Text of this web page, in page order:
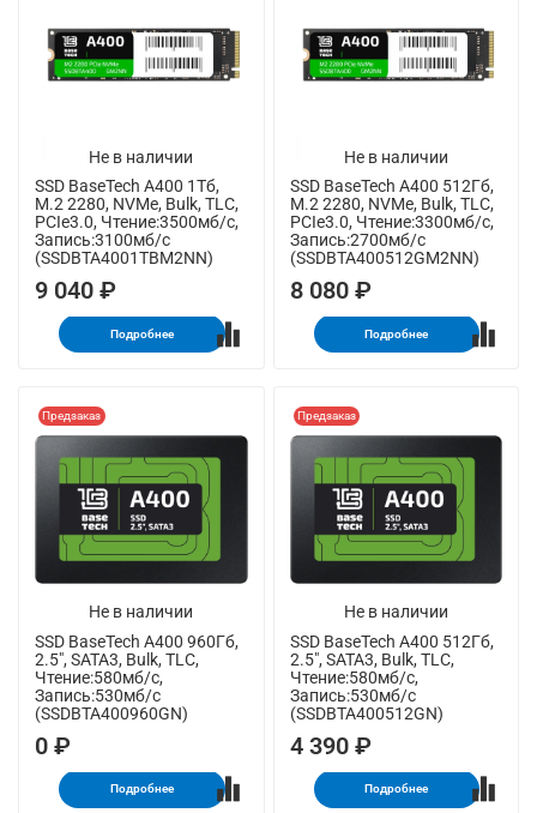
Не в наличии
SSD BaseTech A400 1Тб,
M.2 2280, NVMe, Bulk, TLC,
PCIe3.0, Чтение:3500мб/с,
Запись:3100мб/с
(SSDBTA4001TBM2NN)
9 040 ₽
Подробнее
Не в наличии
SSD BaseTech A400 512Гб,
M.2 2280, NVMe, Bulk, TLC,
PCIe3.0, Чтение:3300мб/с,
Запись:2700мб/с
(SSDBTA400512GM2NN)
8 080 ₽
Подробнее
Не в наличии
Предзаказ
SSD BaseTech A400 960Гб,
2.5", SATA3, Bulk, TLC,
Чтение:580мб/с,
Запись:530мб/с
(SSDBTA400960GN)
0 ₽
Подробнее
Не в наличии
Предзаказ
SSD BaseTech A400 512Гб,
2.5", SATA3, Bulk, TLC,
Чтение:580мб/с,
Запись:530мб/с
(SSDBTA400512GN)
4 390 ₽
Подробнее